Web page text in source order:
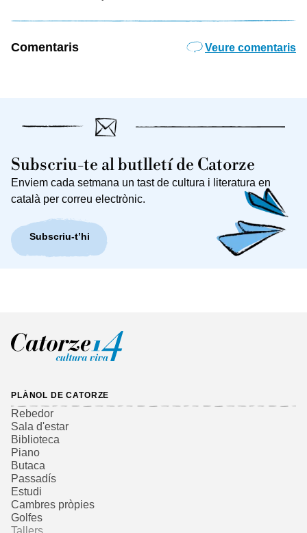
Comentaris Veure comentaris
Subscriu-te al butlletí de Catorze
Enviem cada setmana un tast de cultura i literatura en
català per correu electrònic.
Subscriu-t’hi
PLÀNOL DE CATORZE
Rebedor
Sala d'estar
Biblioteca
Piano
Butaca
Passadís
Estudi
Cambres pròpies
Golfes
Tallers